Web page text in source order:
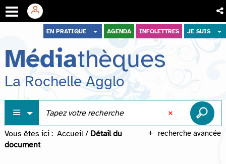
menu
contenu
recherche
EN PRATIQUE AGENDA INFOLETTRES JE SUIS
Médiathèques
La Rochelle Agglo
recherche avancée
Vous êtes ici : Accueil / Détail du
document